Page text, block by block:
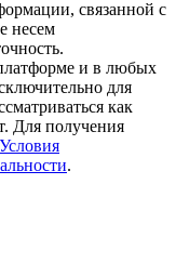
гибкие проценты
связанной с
несем
и в любых
для
как
Для получения
Условия
.